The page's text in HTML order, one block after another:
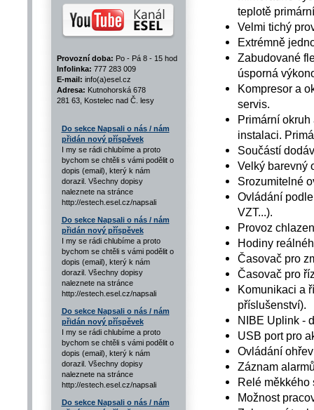
Provozní doba: Po - Pá 8 - 15 hod
Infolinka: 777 283 009
E-mail: info(a)esel.cz
Adresa: Kutnohorská 678
281 63, Kostelec nad Č. lesy
Do sekce Napsali o nás / nám
přidán nový příspěvek
I my se rádi chlubíme a proto
bychom se chtěli s vámi podělit o
dopis (email), který k nám
dorazil. Všechny dopisy
naleznete na stránce
http://estech.esel.cz/napsali
Do sekce Napsali o nás / nám
přidán nový příspěvek
I my se rádi chlubíme a proto
bychom se chtěli s vámi podělit o
dopis (email), který k nám
dorazil. Všechny dopisy
naleznete na stránce
http://estech.esel.cz/napsali
Do sekce Napsali o nás / nám
přidán nový příspěvek
I my se rádi chlubíme a proto
bychom se chtěli s vámi podělit o
dopis (email), který k nám
dorazil. Všechny dopisy
naleznete na stránce
http://estech.esel.cz/napsali
Do sekce Napsali o nás / nám
teplotě
Velmi tichý
Extrémně
Zabudované
úsporná
Kompresor a
servis.
Primární
instalaci.
Součástí
Velký barevný
Srozumitelné
Ovládání
VZT...).
Provoz
Hodiny
Časovač pro
Časovač pro
Komunikaci a
příslušenství).
NIBE Uplink -
USB port pro
Ovládání
Záznam
Relé měkkého
Možnost